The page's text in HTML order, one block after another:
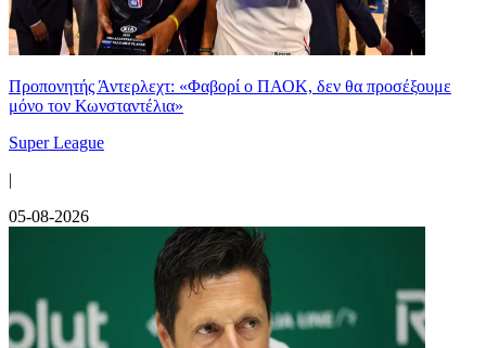
Προπονητής Άντερλεχτ: «Φαβορί ο ΠΑΟΚ, δεν θα προσέξουμε
μόνο τον Κωνσταντέλια»
Super League
|
05-08-2026